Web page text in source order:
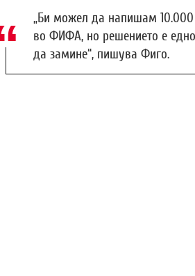
„Би можел да напишам 10.000
во ФИФА, но решението е
да замине“, пишува Фиго.